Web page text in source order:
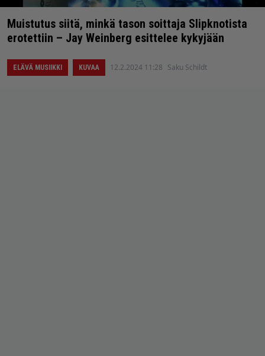
Muistutus siitä, minkä tason soittaja Slipknotista
erotettiin – Jay Weinberg esittelee kykyjään
ELÄVÄ MUSIIKKI KUVAA 12.2.2024 11:28 Saku Schildt